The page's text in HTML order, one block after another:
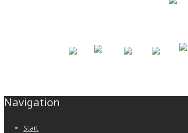
Navigation
Start